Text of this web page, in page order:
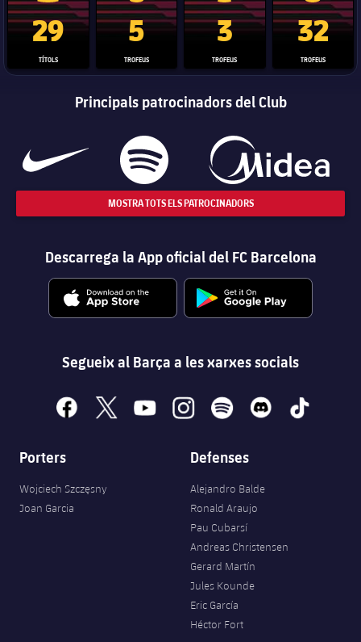
Trofeu de la Liga
29
TÍTOLS
Trofeu de la Lliga de Campions
5
TROFEUS
Trofeu del Mundial de Clubs
3
TROFEUS
Copa del
32
TROFEUS
Principals patrocinadors del Club
MOSTRA TOTS ELS PATROCINADORS
Descarrega la App oficial del FC Barcelona
Segueix al Barça a les xarxes socials
facebook
x youtubeinstagramspotify discord tiktok
Porters
Wojciech Szczęsny
Joan Garcia
Defenses
Alejandro Balde
Ronald Araujo
Pau Cubarsí
Andreas Christensen
Gerard Martín
Jules Kounde
Eric García
Héctor Fort